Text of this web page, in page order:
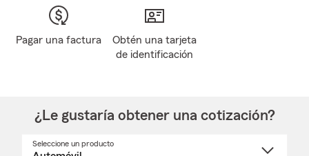
Pagar una factura
Obtén una tarjeta
de identificación
¿Le gustaría obtener una cotización?
Seleccione un producto